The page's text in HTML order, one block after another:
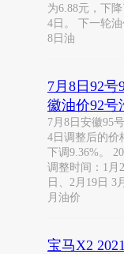
为6.88元，下
4日。 下一轮
8日油
7月8日92
徽油价92号
7月8日安徽95
4日调整后的价
下调9.36%。
调整时间：1月
日、2月19日 3
月油价
宝马X2